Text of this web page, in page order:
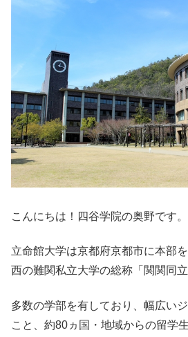
こんにちは！四谷学院の奥野です。
立命館大学は京都府京都市に本部
西の難関私立大学の総称「関関同
多数の学部を有しており、幅広い
こと、約80ヵ国・地域からの留学